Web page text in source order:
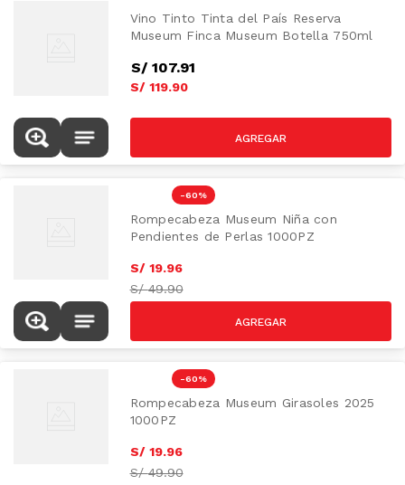
Vino Tinto Tinta del País Reserva
Museum Finca Museum Botella 750ml
S/ 107.91
S/ 119.90
-60 %
Rompecabeza Museum Niña con
Pendientes de Perlas 1000PZ
S/ 19.96
S/49.90
-60 %
Rompecabeza Museum Girasoles 2025
1000PZ
S/ 19.96
S/49.90